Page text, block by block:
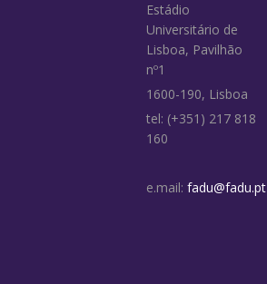
Estádio
Universitário de
Lisboa, Pavilhão
nº1
1600-190, Lisboa
tel: (+351) 217 818
160
e.mail: fadu@fadu.pt